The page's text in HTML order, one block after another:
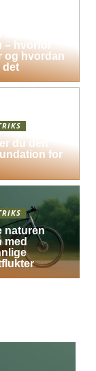
indersiden
hvorfor
og hvordan
det
du den
for
naturen
med